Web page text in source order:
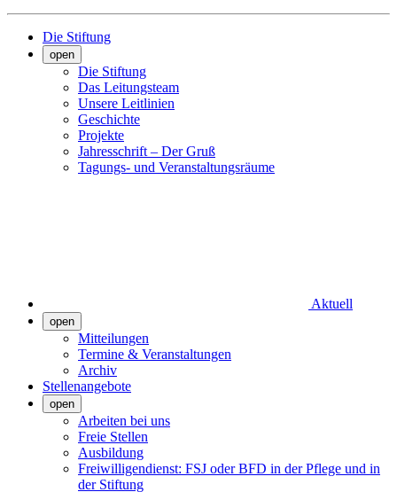
Die Stiftung
open
Die Stiftung
Das Leitungsteam
Unsere Leitlinien
Geschichte
Projekte
Jahresschrift – Der Gruß
Tagungs- und Veranstaltungsräume
Aktuell
open
Mitteilungen
Termine & Veranstaltungen
Archiv
Stellenangebote
open
Arbeiten bei uns
Freie Stellen
Ausbildung
Freiwilligendienst: FSJ oder BFD in der Pflege und in
der Stiftung